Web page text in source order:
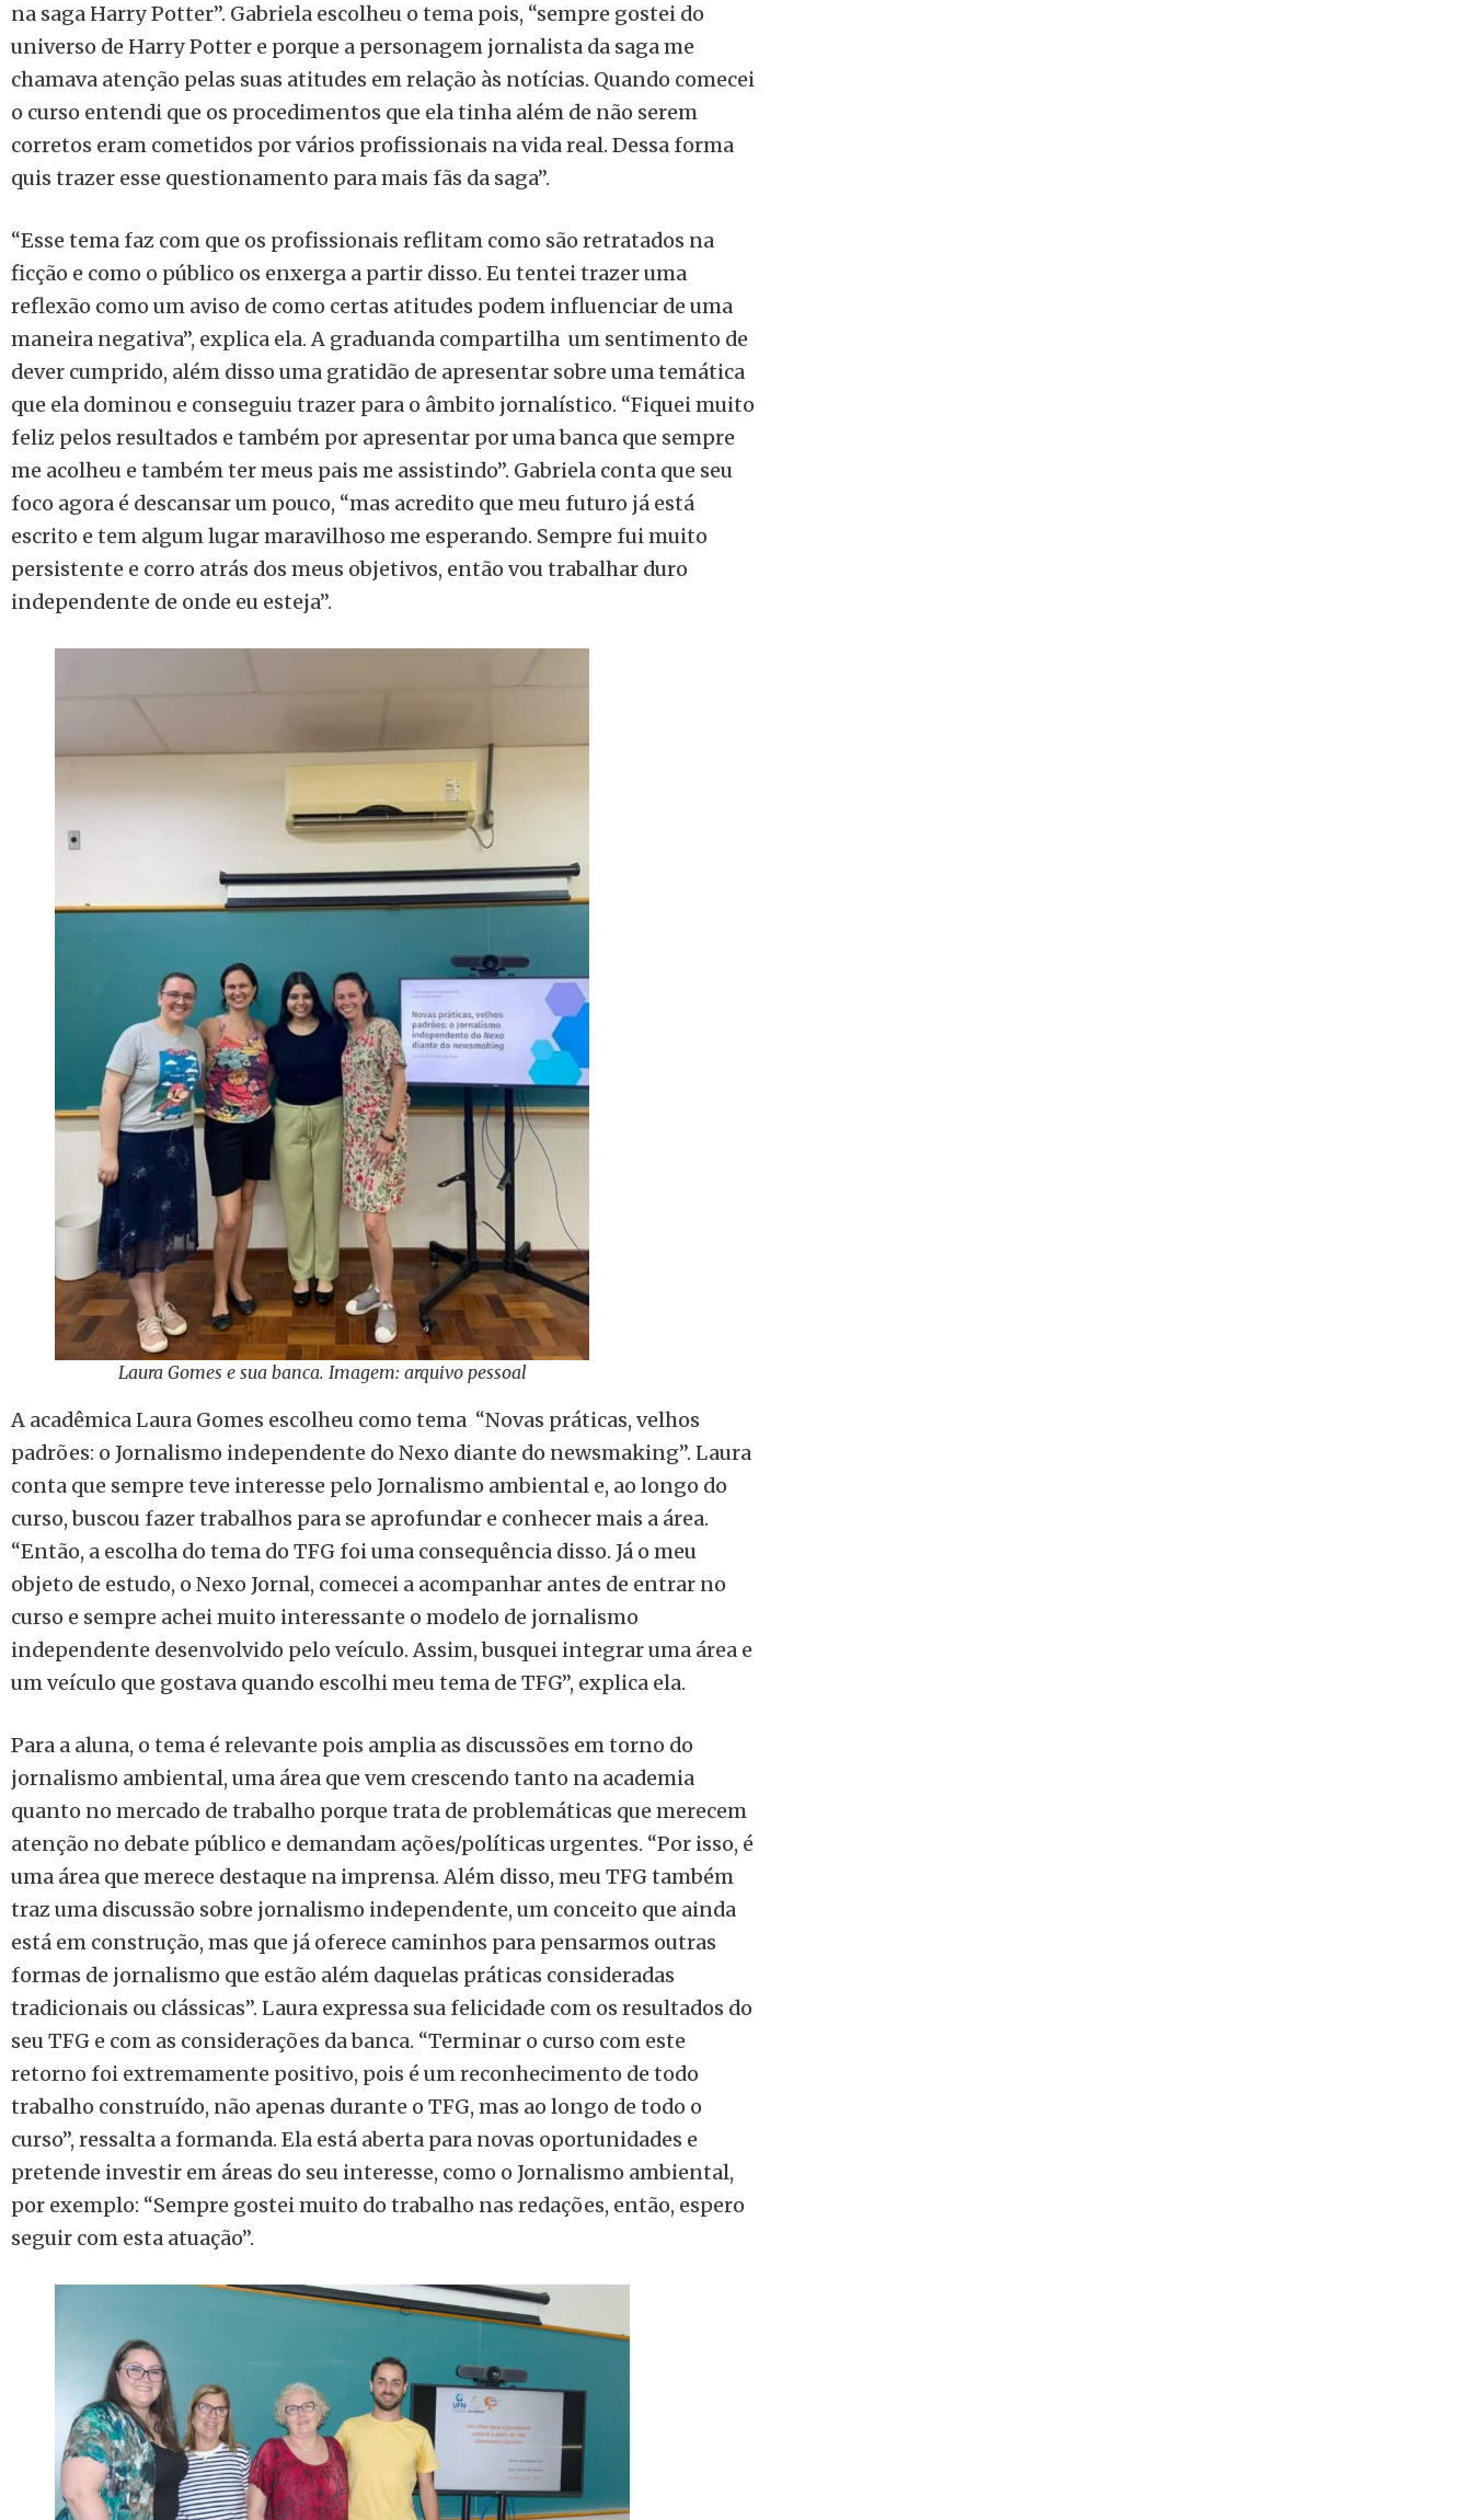
na saga Harry Potter”. Gabriela escolheu o tema pois, “sempre gostei do
universo de Harry Potter e porque a personagem jornalista da saga me
chamava atenção pelas suas atitudes em relação às notícias. Quando comecei
o curso entendi que os procedimentos que ela tinha além de não serem
corretos eram cometidos por vários profissionais na vida real. Dessa forma
quis trazer esse questionamento para mais fãs da saga”.
“Esse tema faz com que os profissionais reflitam como são retratados na
ficção e como o público os enxerga a partir disso. Eu tentei trazer uma
reflexão como um aviso de como certas atitudes podem influenciar de uma
maneira negativa”, explica ela. A graduanda compartilha um sentimento de
dever cumprido, além disso uma gratidão de apresentar sobre uma temática
que ela dominou e conseguiu trazer para o âmbito jornalístico. “Fiquei muito
feliz pelos resultados e também por apresentar por uma banca que sempre
me acolheu e também ter meus pais me assistindo”. Gabriela conta que seu
foco agora é descansar um pouco, “mas acredito que meu futuro já está
escrito e tem algum lugar maravilhoso me esperando. Sempre fui muito
persistente e corro atrás dos meus objetivos, então vou trabalhar duro
independente de onde eu esteja”.
Laura Gomes e sua banca. Imagem: arquivo pessoal
A acadêmica Laura Gomes escolheu como tema “Novas práticas, velhos
padrões: o Jornalismo independente do Nexo diante do newsmaking”. Laura
conta que sempre teve interesse pelo Jornalismo ambiental e, ao longo do
curso, buscou fazer trabalhos para se aprofundar e conhecer mais a área.
“Então, a escolha do tema do TFG foi uma consequência disso. Já o meu
objeto de estudo, o Nexo Jornal, comecei a acompanhar antes de entrar no
curso e sempre achei muito interessante o modelo de jornalismo
independente desenvolvido pelo veículo. Assim, busquei integrar uma área e
um veículo que gostava quando escolhi meu tema de TFG”, explica ela.
Para a aluna, o tema é relevante pois amplia as discussões em torno do
jornalismo ambiental, uma área que vem crescendo tanto na academia
quanto no mercado de trabalho porque trata de problemáticas que merecem
atenção no debate público e demandam ações/políticas urgentes. “Por isso, é
uma área que merece destaque na imprensa. Além disso, meu TFG também
traz uma discussão sobre jornalismo independente, um conceito que ainda
está em construção, mas que já oferece caminhos para pensarmos outras
formas de jornalismo que estão além daquelas práticas consideradas
tradicionais ou clássicas”. Laura expressa sua felicidade com os resultados do
seu TFG e com as considerações da banca. “Terminar o curso com este
retorno foi extremamente positivo, pois é um reconhecimento de todo
trabalho construído, não apenas durante o TFG, mas ao longo de todo o
curso”, ressalta a formanda. Ela está aberta para novas oportunidades e
pretende investir em áreas do seu interesse, como o Jornalismo ambiental,
por exemplo: “Sempre gostei muito do trabalho nas redações, então, espero
seguir com esta atuação”.